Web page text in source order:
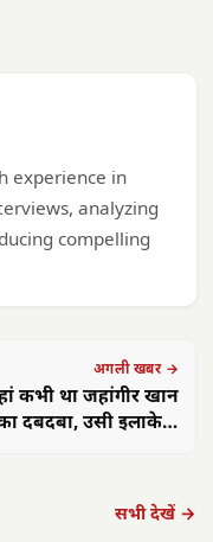
experience in
analyzing
compelling
अगली खबर →
कभी था जहांगीर खान
दबदबा, उसी इलाके में
सभी देखें →
फोकस— हर पात्र